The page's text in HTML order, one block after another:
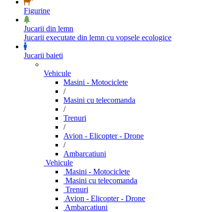
Figurine
Jucarii din lemn
Jucarii executate din lemn cu vopsele ecologice
Jucarii baieti
Vehicule
Masini - Motociclete
/
Masini cu telecomanda
/
Trenuri
/
Avion - Elicopter - Drone
/
Ambarcatiuni
Vehicule
Masini - Motociclete
Masini cu telecomanda
Trenuri
Avion - Elicopter - Drone
Ambarcatiuni